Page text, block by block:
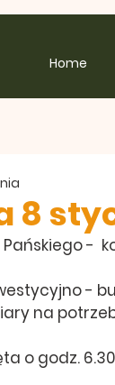
Home
8
Pańskiego -
-
na
o godz.